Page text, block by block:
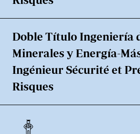
Doble Título Ingeniería
Minerales y Energía-
Ingénieur Sécurité et
Risques